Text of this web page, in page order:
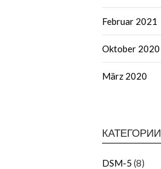
Februar 2021
Oktober 2020
März 2020
КАТЕГОРИИ
DSM-5 (8)